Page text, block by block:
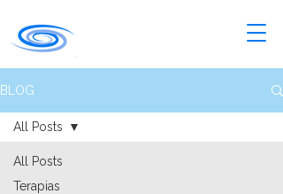
BLOG
All Posts
Terapias
All Posts